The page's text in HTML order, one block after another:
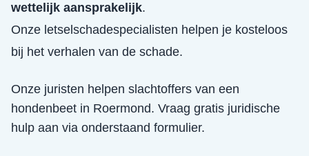
wettelijk aansprakelijk.
Onze letselschadespecialisten helpen je kosteloos
bij het verhalen van de schade.
Onze juristen helpen slachtoffers van een
hondenbeet in Roermond. Vraag gratis juridische
hulp aan via onderstaand formulier.